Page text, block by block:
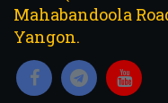
Mahabandoola
Yangon.